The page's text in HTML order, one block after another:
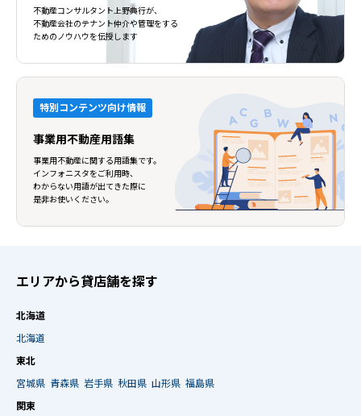
不動産コンサルタント上野典行が、
不動産会社のテナント仲介や管理をする
ためのノウハウを伝授します
特別コンテンツ向け情報
事業用不動産用語集
事業用不動産に関する用語集です。
インフォニスタをご利用時、
わからない用語が出てきた際に
是非お使いください。
エリアから貸店舗を探す
北海道
北海道
東北
宮城県 青森県 岩手県 秋田県 山形県 福島県
関東